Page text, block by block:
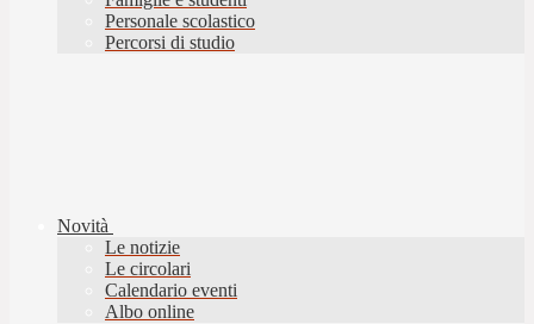
Personale scolastico
Percorsi di studio
Novità
Le notizie
Le circolari
Calendario eventi
Albo online